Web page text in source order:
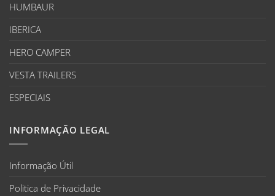
HUMBAUR
IBERICA
HERO CAMPER
VESTA TRAILERS
ESPECIAIS
INFORMAÇÃO LEGAL
Informação Útil
Politica de Privacidade